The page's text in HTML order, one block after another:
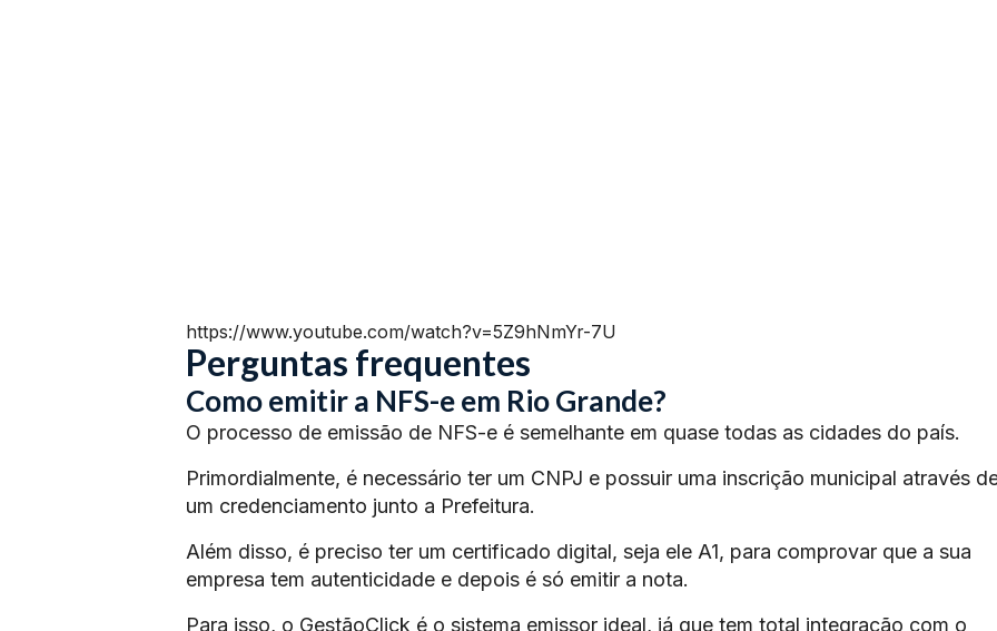
https://www.youtube.com/watch?v=5Z9hNmYr-7U
Perguntas frequentes
Como emitir a NFS-e em Rio Grande?
O processo de emissão de NFS-e é semelhante em quase todas as cidades do país.
Primordialmente, é necessário ter um CNPJ e possuir uma inscrição municipal através
um credenciamento junto a Prefeitura.
Além disso, é preciso ter um certificado digital, seja ele A1, para comprovar que a sua
empresa tem autenticidade e depois é só emitir a nota.
Para isso, o GestãoClick é o sistema emissor ideal, já que tem total integração com o